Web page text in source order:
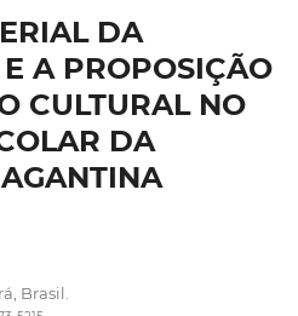
DA
A PROPOSIÇÃO
CULTURAL NO
DA
Brasil.